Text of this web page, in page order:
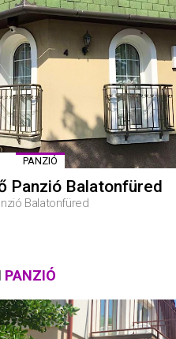
PANZIÓ
Panzió Balatonfüred
Balatonfüred
PANZIÓ